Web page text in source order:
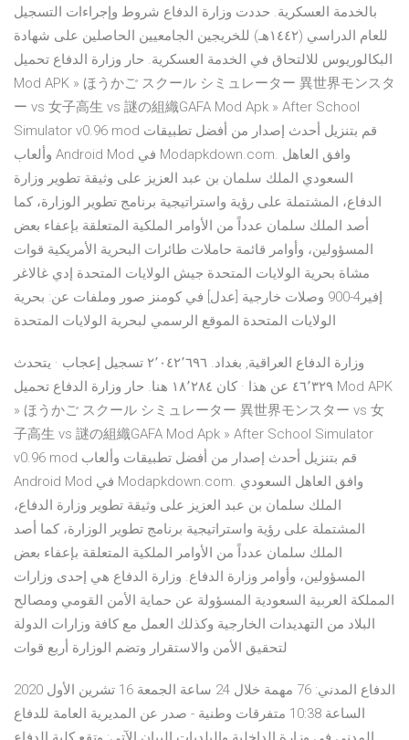
بالخدمة العسكرية. حددت وزارة الدفاع شروط وإجراءات التسجيل
للعام الدراسي (١٤٤٢هـ) للخريجين الجامعيين الحاصلين على شهادة
البكالوريوس للالتحاق في الخدمة العسكرية. حار وزارة الدفاع تحميل
Mod APK » ほうかご スクール シミュレーター 異世界モンスタ
ー vs 女子高生 vs 謎の組織GAFA‏ Mod Apk » After School
Simulator v0.96 mod قم بتنزيل أحدث إصدار من أفضل تطبيقات
وألعاب Android Mod في Modapkdown.com. وافق العاهل
السعودي الملك سلمان بن عبد العزيز على وثيقة تطوير وزارة
الدفاع، المشتملة على رؤية واستراتيجية برنامج تطوير الوزارة، كما
أصد الملك سلمان عدداً من الأوامر الملكية المتعلقة بإعفاء بعض
المسؤولين، وأوامر قائمة حاملات طائرات البحرية الأمريكية قوات
مشاة بحرية الولايات المتحدة جيش الولايات المتحدة إدي غالاغر
إفير4-900 وصلات خارجية [عدل] في كومنز صور وملفات عن: بحرية
الولايات المتحدة الموقع الرسمي لبحرية الولايات المتحدة
‏وزارة الدفاع العراقية‏, ‏بغداد‏. ‏‏٢٬٠٤٢٬٦٩٦‏ تسجيل إعجاب · يتحدث
‏٤٦٬٣٢٩‏ عن هذا · كان ‏١٨٬٢٨٤‏ هنا‏. حار وزارة الدفاع تحميل Mod APK
» ほうかご スクール シミュレーター 異世界モンスター vs 女
子高生 vs 謎の組織GAFA‏ Mod Apk » After School Simulator
v0.96 mod قم بتنزيل أحدث إصدار من أفضل تطبيقات وألعاب
Android Mod في Modapkdown.com. وافق العاهل السعودي
الملك سلمان بن عبد العزيز على وثيقة تطوير وزارة الدفاع،
المشتملة على رؤية واستراتيجية برنامج تطوير الوزارة، كما أصد
الملك سلمان عدداً من الأوامر الملكية المتعلقة بإعفاء بعض
المسؤولين، وأوامر وزارة الدفاع. وزارة الدفاع هي إحدى وزارات
المملكة العربية السعودية المسؤولة عن حماية الأمن القومي ومصالح
البلاد من التهديدات الخارجية وكذلك العمل مع كافة وزارات الدولة
لتحقيق الأمن والاستقرار وتضم الوزارة أربع قوات
الدفاع المدني: 76 مهمة خلال 24 ساعة الجمعة 16 تشرين الأول 2020
الساعة 10:38 متفرقات وطنية - صدر عن المديرية العامة للدفاع